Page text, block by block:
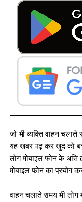
जो भी व्यक्ति वाहन
यह खबर पढ़ कर खुद को
लोग मोबाइल फोन के
मोबाइल फोन का प्रयोग
वाहन चलाते समय भी लोग